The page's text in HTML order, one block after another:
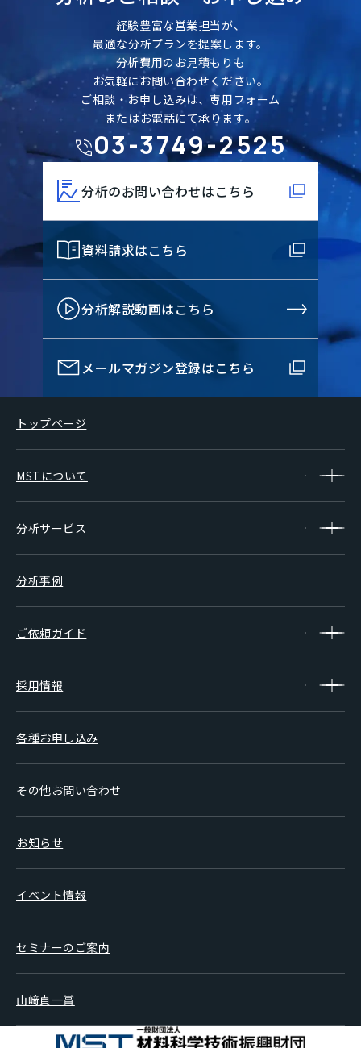
経験豊富な営業担当が、
最適な分析プランを提案します。
分析費用のお見積もりも
お気軽にお問い合わせください。
ご相談・お申し込みは、専用フォーム
またはお電話にて承ります。
03-3749-2525
分析のお問い合わせはこちら
資料請求はこちら
分析解説動画はこちら
メールマガジン登録はこちら
トップページ
MSTについて
分析サービス
分析事例
ご依頼ガイド
採用情報
各種お申し込み
その他お問い合わせ
お知らせ
イベント情報
セミナーのご案内
山﨑貞一賞